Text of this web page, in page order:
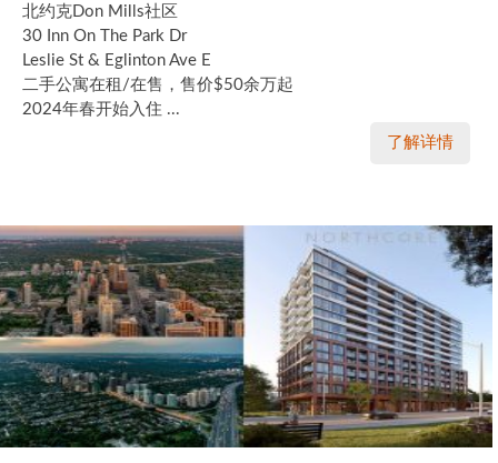
北约克Don Mills社区
30 Inn On The Park Dr
Leslie St & Eglinton Ave E
二手公寓在租/在售，售价$50余万起
2024年春开始入住 ...
了解详情